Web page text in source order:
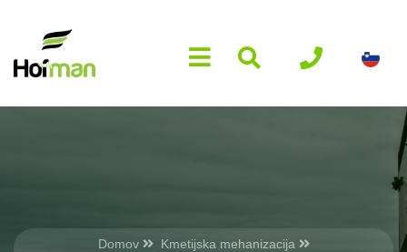
Domov
Kmetijska mehanizacija